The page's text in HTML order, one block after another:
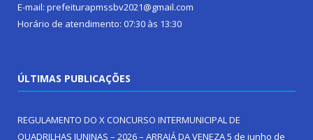
E-mail: prefeiturapmssbv2021@gmail.com
Horário de atendimento: 07:30 às 13:30
ÚLTIMAS PUBLICAÇÕES
REGULAMENTO DO X CONCURSO INTERMUNICIPAL DE
QUADRILHAS JUNINAS – 2026 – ARRAIÁ DA VENEZA5 de junho de